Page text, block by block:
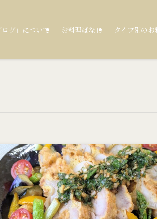
グ」について お料理ばなし タイプ別のお